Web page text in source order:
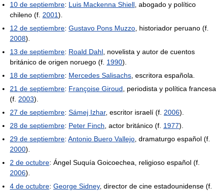
10 de septiembre: Luis Mackenna Shiell, abogado y político
chileno (f. 2001).
12 de septiembre: Gustavo Pons Muzzo, historiador peruano (f.
2008).
13 de septiembre: Roald Dahl, novelista y autor de cuentos
británico de origen noruego (f. 1990).
18 de septiembre: Mercedes Salisachs, escritora española.
21 de septiembre: Françoise Giroud, periodista y política francesa
(f. 2003).
27 de septiembre: Sámej Izhar, escritor israelí (f. 2006).
28 de septiembre: Peter Finch, actor británico (f. 1977).
29 de septiembre: Antonio Buero Vallejo, dramaturgo español (f.
2000).
2 de octubre: Ángel Suquía Goicoechea, religioso español (f.
2006).
4 de octubre: George Sidney, director de cine estadounidense (f.